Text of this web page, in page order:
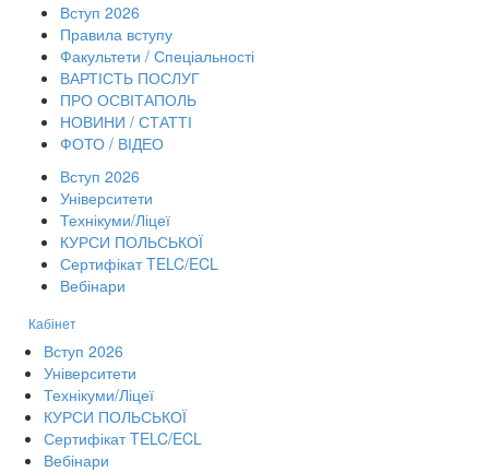
Вступ 2026
Правила вступу
Факультети / Спеціальності
ВАРТІСТЬ ПОСЛУГ
ПРО ОСВІТАПОЛЬ
НОВИНИ / СТАТТІ
ФОТО / ВІДЕО
Вступ 2026
Університети
Технікуми/Ліцеї
КУРСИ ПОЛЬСЬКОЇ
Сертифікат TELC/ECL
Вебінари
Кабінет
Вступ 2026
Університети
Технікуми/Ліцеї
КУРСИ ПОЛЬСЬКОЇ
Сертифікат TELC/ECL
Вебінари